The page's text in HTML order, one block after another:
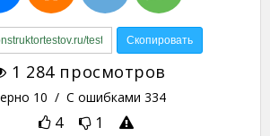
1 284просмотров
10 / С ошибками 334
4 1